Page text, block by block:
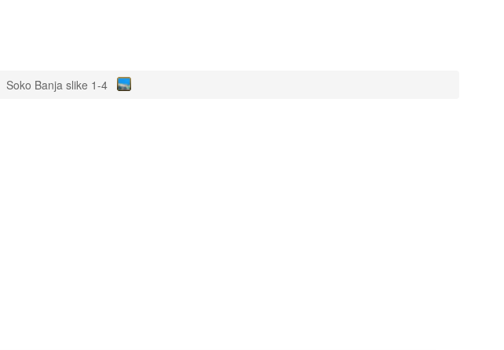
Soko Banja slike 1-4